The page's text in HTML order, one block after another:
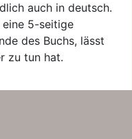
auch in deutsch.
5-seitige
des Buchs, lässt
zu tun hat.